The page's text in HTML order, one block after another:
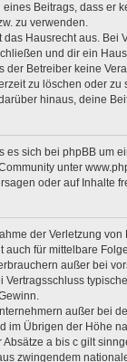
eines Beitrags, dass er
zu verwenden.
das Hausrecht aus.
und dir ein
der Betreiber keine
zu löschen oder zu
hinaus, deine
sich bei phpBB um
unter
oder auf Inhalte
der Verletzung
auch für mittelbare
außer bei
Vertragsschluss
außer bei
im Übrigen der Höhe
a bis c gilt
zwingendem